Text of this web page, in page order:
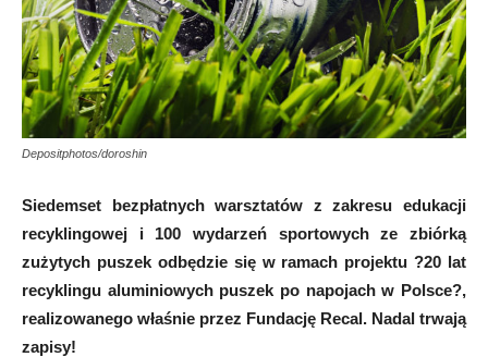
Depositphotos/doroshin
Siedemset bezpłatnych warsztatów z zakresu edukacji
recyklingowej i 100 wydarzeń sportowych ze zbiórką
zużytych puszek odbędzie się w ramach projektu ?20 lat
recyklingu aluminiowych puszek po napojach w Polsce?,
realizowanego właśnie przez Fundację Recal. Nadal trwają
zapisy!